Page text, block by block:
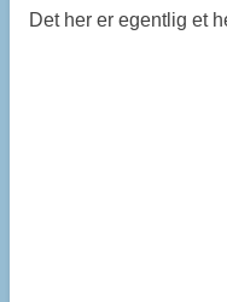
Det her er egentlig et